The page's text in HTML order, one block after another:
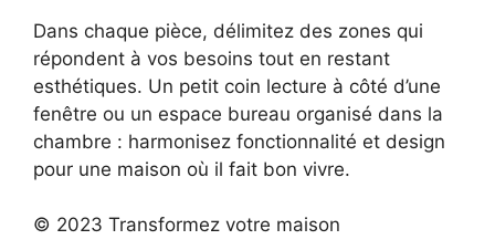
Dans chaque pièce, délimitez des zones qui
répondent à vos besoins tout en restant
esthétiques. Un petit coin lecture à côté d’une
fenêtre ou un espace bureau organisé dans la
chambre : harmonisez fonctionnalité et design
pour une maison où il fait bon vivre.
© 2023 Transformez votre maison